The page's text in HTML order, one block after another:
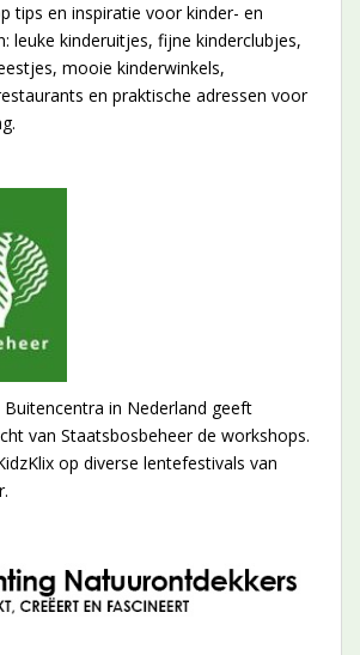
tips en inspiratie voor kinder- en
leuke kinderuitjes, fijne kinderclubjes,
mooie kinderwinkels,
en praktische adressen voor
Buitencentra in Nederland geeft
van Staatsbosbeheer de workshops.
op diverse lentefestivals van